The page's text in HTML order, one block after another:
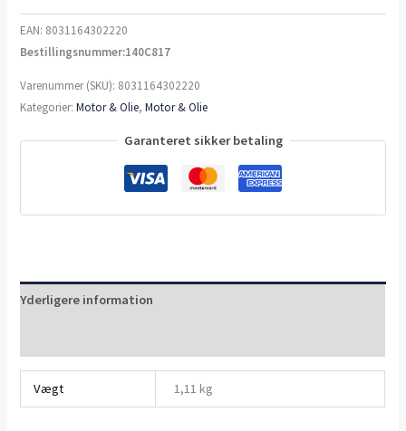
EAN: 8031164302220
Bestillingsnummer:140C817
Varenummer (SKU): 8031164302220
Kategorier:Motor & Olie,Motor & Olie
Garanteret sikker betaling
Yderligere information
Vægt 1,11 kg